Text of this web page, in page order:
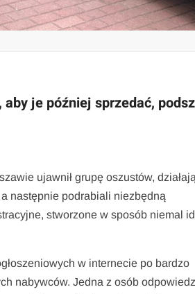
je później sprzedać,
ujawnił grupę oszustów,
następnie podrabiali niezbędną
stworzone w sposób niemal
w internecie po bardzo
nabywców. Jedna z osób